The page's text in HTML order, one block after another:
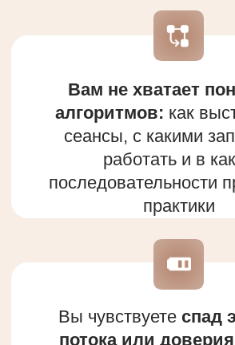
«ДЕНЬГИ И СЛОЖНЫЕ
ЭТАПЫ ЖИЗНИ»
ПОЛУЧИТЬ БИЛЕТ